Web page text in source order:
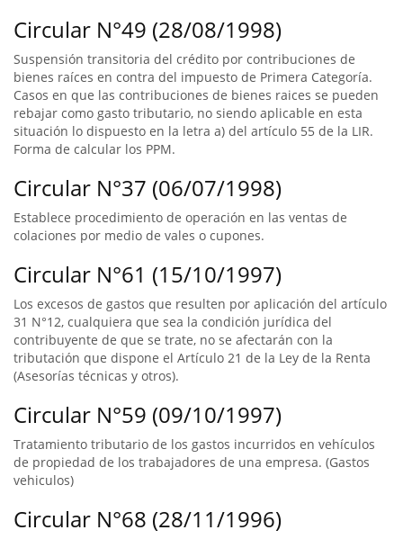
Circular N°49 (28/08/1998)
Suspensión transitoria del crédito por contribuciones de
bienes raíces en contra del impuesto de Primera Categoría.
Casos en que las contribuciones de bienes raices se pueden
rebajar como gasto tributario, no siendo aplicable en esta
situación lo dispuesto en la letra a) del artículo 55 de la LIR.
Forma de calcular los PPM.
Circular N°37 (06/07/1998)
Establece procedimiento de operación en las ventas de
colaciones por medio de vales o cupones.
Circular N°61 (15/10/1997)
Los excesos de gastos que resulten por aplicación del artículo
31 N°12, cualquiera que sea la condición jurídica del
contribuyente de que se trate, no se afectarán con la
tributación que dispone el Artículo 21 de la Ley de la Renta
(Asesorías técnicas y otros).
Circular N°59 (09/10/1997)
Tratamiento tributario de los gastos incurridos en vehículos
de propiedad de los trabajadores de una empresa. (Gastos
vehiculos)
Circular N°68 (28/11/1996)